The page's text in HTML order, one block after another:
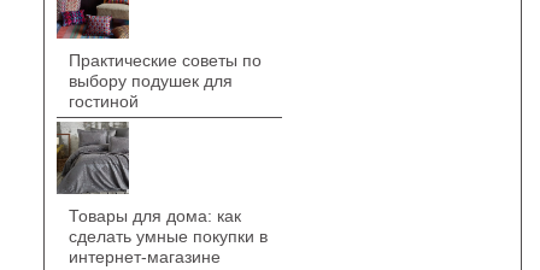
Практические советы по
выбору подушек для
гостиной
Товары для дома: как
сделать умные покупки в
интернет-магазине